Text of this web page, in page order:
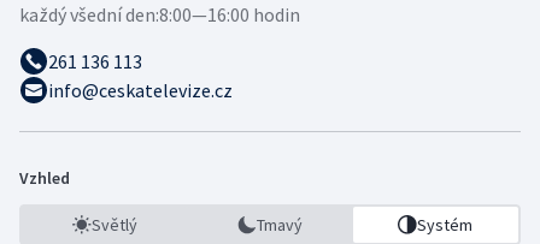
každý všední den:8:00—16:00 hodin
261 136 113
info@ceskatelevize.cz
Vzhled
Světlý Tmavý Systém